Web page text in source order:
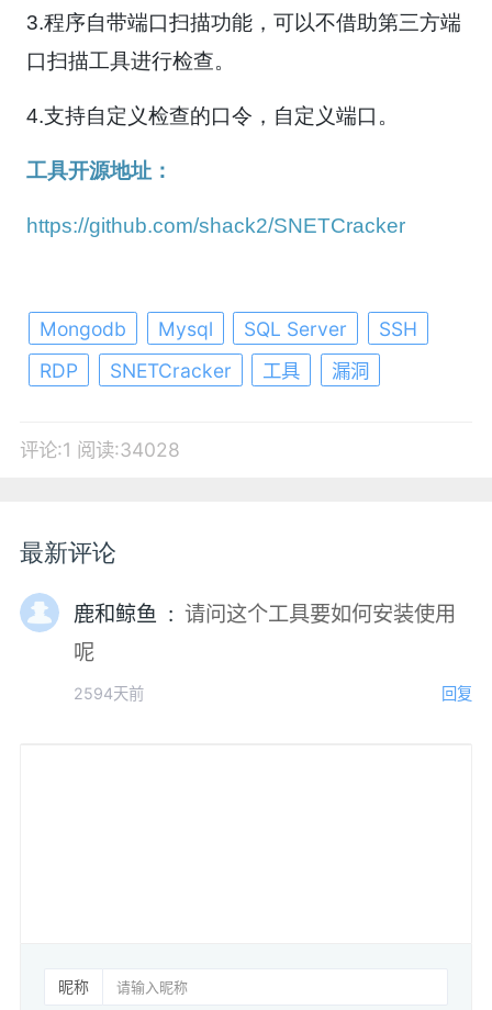
3.程序自带端口扫描功能，可以不借助第三方端
口扫描工具进行检查。
4.支持自定义检查的口令，自定义端口。
工具开源地址：
https://github.com/shack2/SNETCracker
Mongodb Mysql SQL Server
SSH
RDP
SNETCracker 工具 漏洞
评论:1 阅读:34028
最新评论
鹿和鲸鱼 :请问这个工具要如何安装使用
呢
2594天前 回复
昵称